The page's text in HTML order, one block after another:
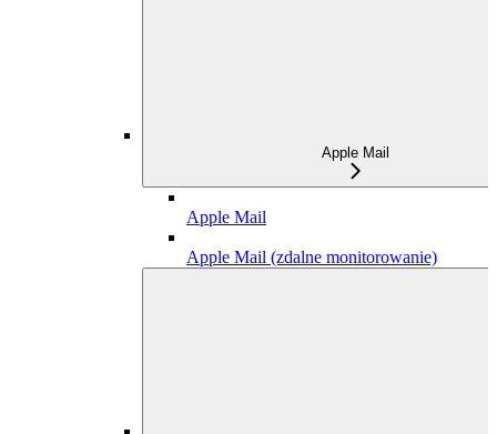
Apple Mail
Apple Mail
Apple Mail (zdalne monitorowanie)